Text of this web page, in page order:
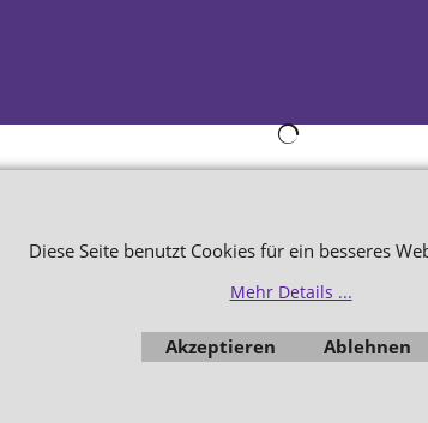
Diese Seite benutzt Cookies für ein besseres
Mehr Details ...
Akzeptieren Ablehnen